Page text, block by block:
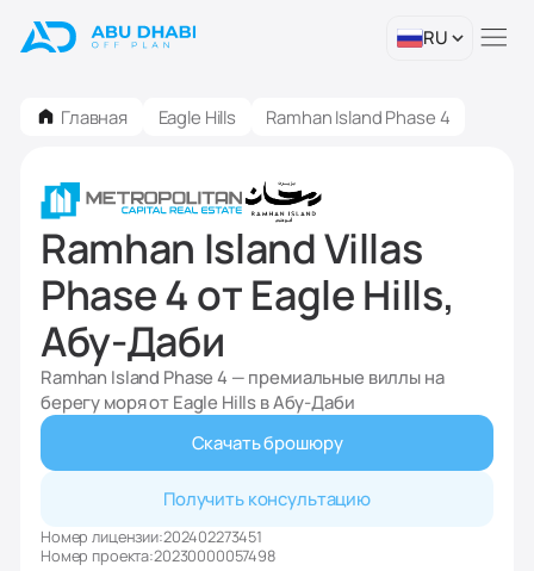
RU
Главная Eagle Hills Ramhan Island Phase 4
Ramhan Island Villas
Phase 4 от Eagle Hills,
Абу-Даби
Ramhan Island Phase 4 — премиальные виллы на
берегу моря от Eagle Hills в Абу-Даби
Скачать брошюру
Получить консультацию
Номер лицензии:202402273451
Номер проекта:20230000057498